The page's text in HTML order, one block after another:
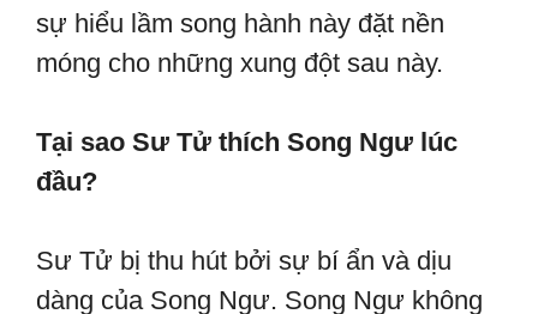
sự hiểu lầm song hành này đặt nền
móng cho những xung đột sau này.
Tại sao Sư Tử thích Song Ngư lúc
đầu?
Sư Tử bị thu hút bởi sự bí ẩn và dịu
dàng của Song Ngư. Song Ngư không